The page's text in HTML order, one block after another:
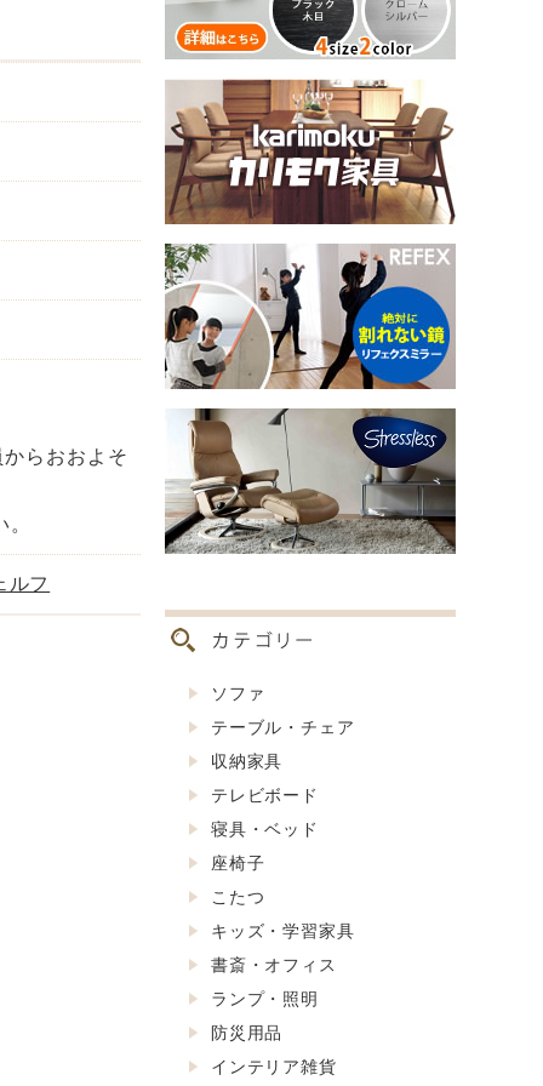
らおおよそ
ルフ
ソファ
テーブル・チェア
収納家具
テレビボード
寝具・ベッド
座椅子
こたつ
キッズ・学習家具
書斎・オフィス
ランプ・照明
防災用品
インテリア雑貨